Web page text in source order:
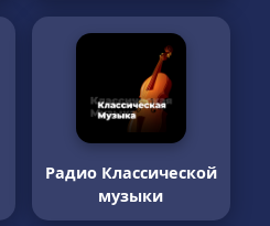
Радио Классической
музыки